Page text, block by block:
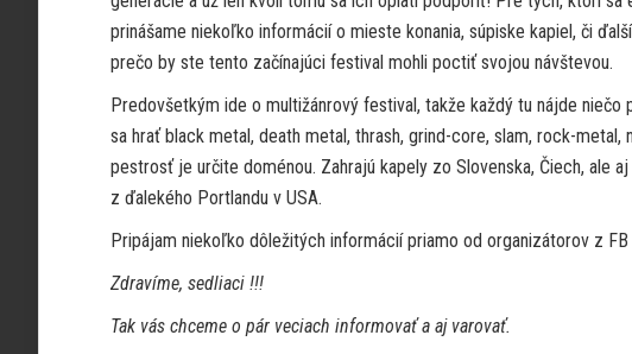
prinášame niekoľko informácií o mieste konania, súpiske kapiel, či
prečo by ste tento začínajúci festival mohli poctiť svojou návštevou.
Predovšetkým ide o multižánrový festival, takže každý tu nájde niečo
sa hrať black metal, death metal, thrash, grind-core, slam, rock-metal,
pestrosť je určite doménou. Zahrajú kapely zo Slovenska, Čiech, ale aj
z ďalekého Portlandu v USA.
Pripájam niekoľko dôležitých informácií priamo od organizátorov z FB
Zdravíme, sedliaci !!!
Tak vás chceme o pár veciach informovať a aj varovať.